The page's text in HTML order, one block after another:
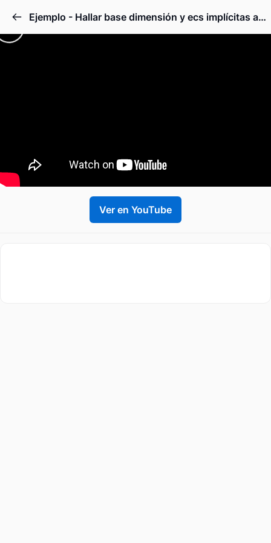
Ejemplo - Hallar base dimensión y ecs implícitas a partir de las paramétricas
Ver en YouTube